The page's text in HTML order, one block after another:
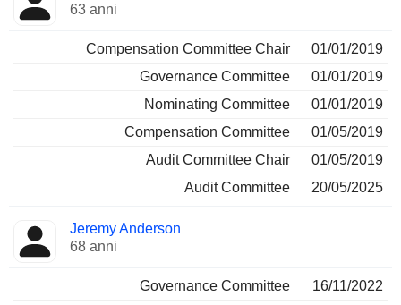
63 anni
Compensation Committee Chair
01/01/2019
Governance Committee
01/01/2019
Nominating Committee
01/01/2019
Compensation Committee
01/05/2019
Audit Committee Chair
01/05/2019
Audit Committee
20/05/2025
Jeremy Anderson
68 anni
Governance Committee
16/11/2022